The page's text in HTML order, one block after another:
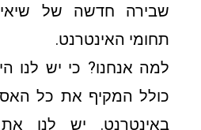
שבירה חדשה של
תחומי האינטרנט.
למה אנחנו? כי יש לנו
כולל המקיף את כל
באינטרנט. יש לנו